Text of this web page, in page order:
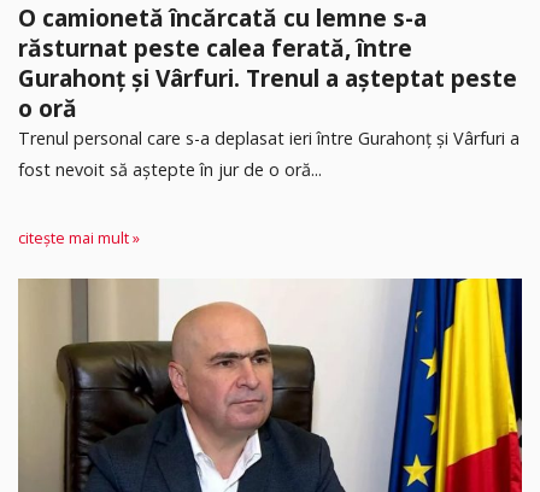
O camionetă încărcată cu lemne s-a
răsturnat peste calea ferată, între
Gurahonț și Vârfuri. Trenul a așteptat peste
o oră
Trenul personal care s-a deplasat ieri între Gurahonț și Vârfuri a
fost nevoit să aștepte în jur de o oră...
citește mai mult »